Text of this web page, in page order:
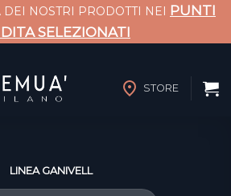
DEI NOSTRI PRODOTTI NEI PUNTI
SELEZIONATI
STORE
LINEA GANIVELL